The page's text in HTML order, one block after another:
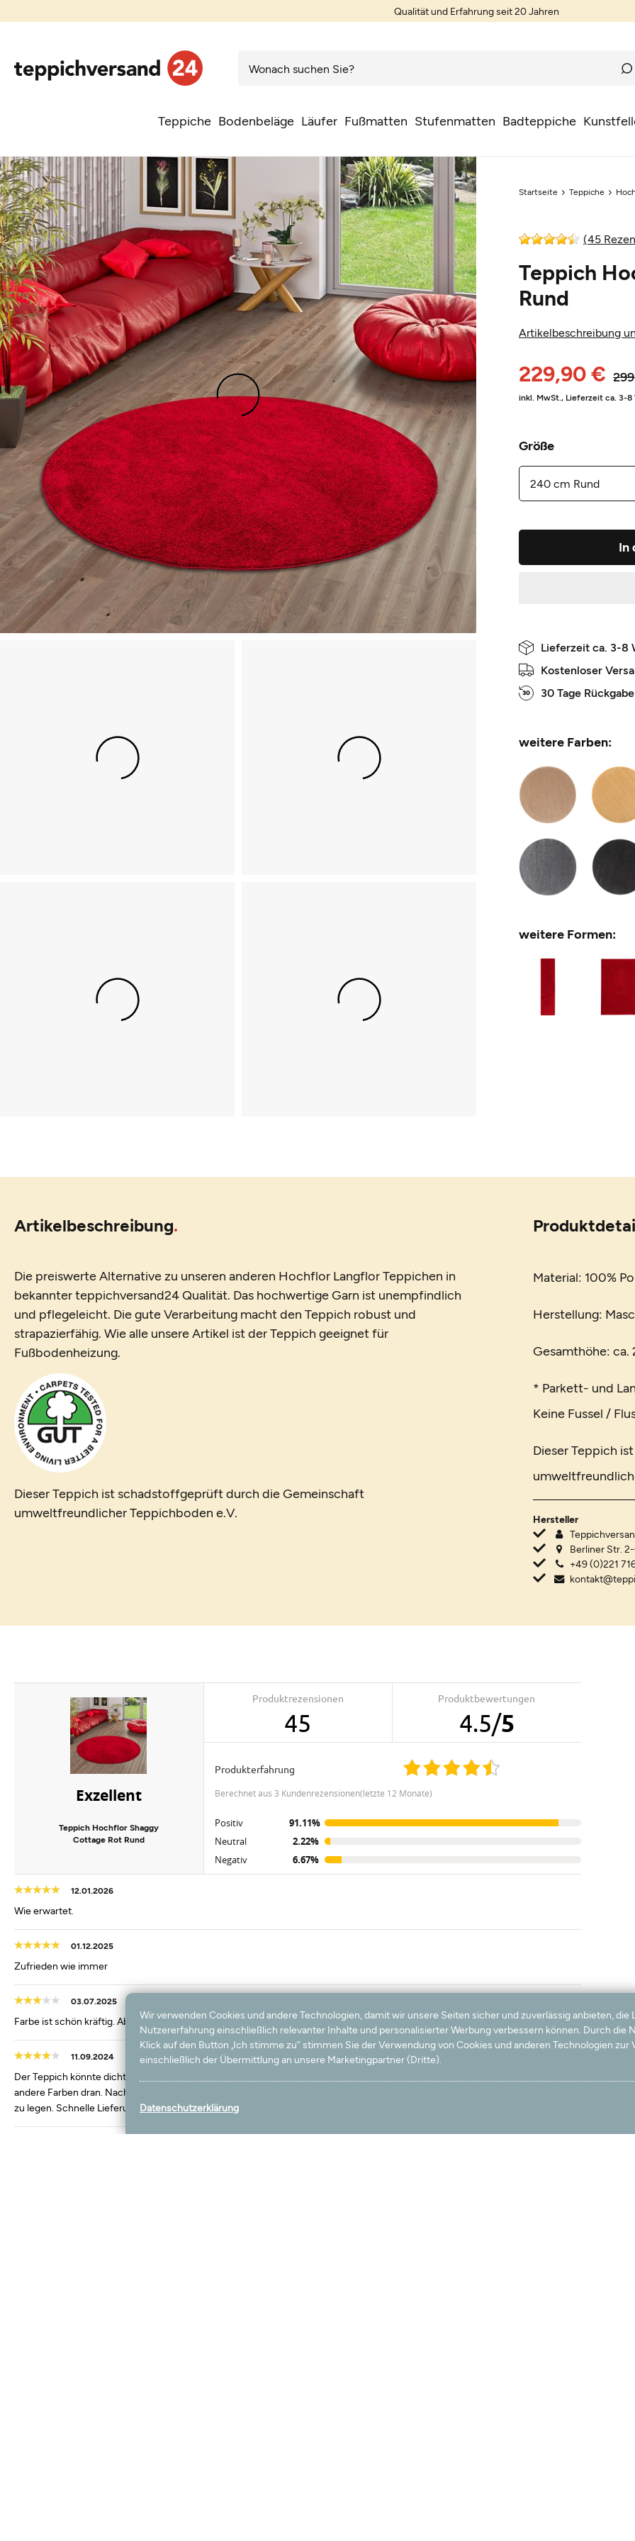
Qualität und Erfahrung seit 20 Jahren
Teppiche Bodenbeläge Läufer Fußmatten Stufenmatten Badteppiche
Startseite Teppiche
(45
Teppich
Rund
Artikelbeschreibung
229,90 €
inkl. MwSt., Lieferzeit ca. 3-8
Größe
In
Lieferzeit ca. 3-8
Kostenloser
30 Tage
weitere Farben:
weitere Formen:
Artikelbeschreibung
Die preiswerte Alternative zu unseren anderen Hochflor Langflor Teppichen in
bekannter teppichversand24 Qualität. Das hochwertige Garn ist unempfindlich
und pflegeleicht. Die gute Verarbeitung macht den Teppich robust und
strapazierfähig. Wie alle unsere Artikel ist der Teppich geeignet für
Fußbodenheizung.
Dieser Teppich ist schadstoffgeprüft durch die Gemeinschaft
umweltfreundlicher Teppichboden e.V.
Material: 100%
Herstellung:
Gesamthöhe: ca.
* Parkett- und
Keine Fussel /
Dieser Teppich
Hersteller
Berliner Str.
+49 (0)221
Exzellent
Teppich Hochflor Shaggy
Cottage Rot Rund
Produktrezensionen
45
Produktbewertungen
4.5/5
Produkterfahrung
berechnet aus 3 Kundenrezensionen(letzte 12 Monate)
Positiv
91.11%
Neutral
2.22%
Negativ
6.67%
12.01.2026
Wie erwartet.
01.12.2025
Zufrieden wie immer
03.07.2025
Farbe ist schön kräftig. Aber Teppich ist nicht sehr kuschelig, könnte dichter gewebt sein.
11.09.2024
Der Teppich könnte dichter sein. Beim auspacken waren einige große Fusseln von dem bestellten weinroten Teppich aber auch
andere Farben dran. Nach einem Tag stand der Teppichrand nicht mehr nach oben, ich empfehle eine Antirutschmatte darunter
zu legen. Schnelle Lieferung.
Wir verwenden Cookies und andere Technologien, damit wir unsere Seiten sicher und zuverlässig anbieten, die
Nutzererfahrung einschließlich relevanter Inhalte und personalisierter Werbung verbessern können. Durch die
Klick auf den Button „Ich stimme zu“ stimmen Sie der Verwendung von Cookies und anderen Technologien zur
einschließlich der Übermittlung an unsere Marketingpartner (Dritte).
Datenschutzerklärung